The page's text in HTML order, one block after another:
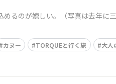
るのが嬉しい。（写真は去年に
カヌー TORQUEと行く旅 大人